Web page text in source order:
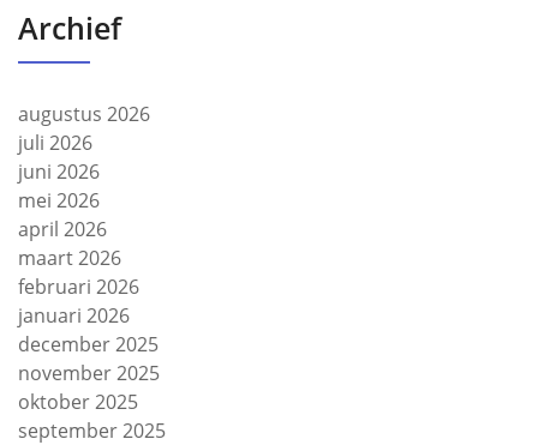
Archief
augustus 2026
juli 2026
juni 2026
mei 2026
april 2026
maart 2026
februari 2026
januari 2026
december 2025
november 2025
oktober 2025
september 2025